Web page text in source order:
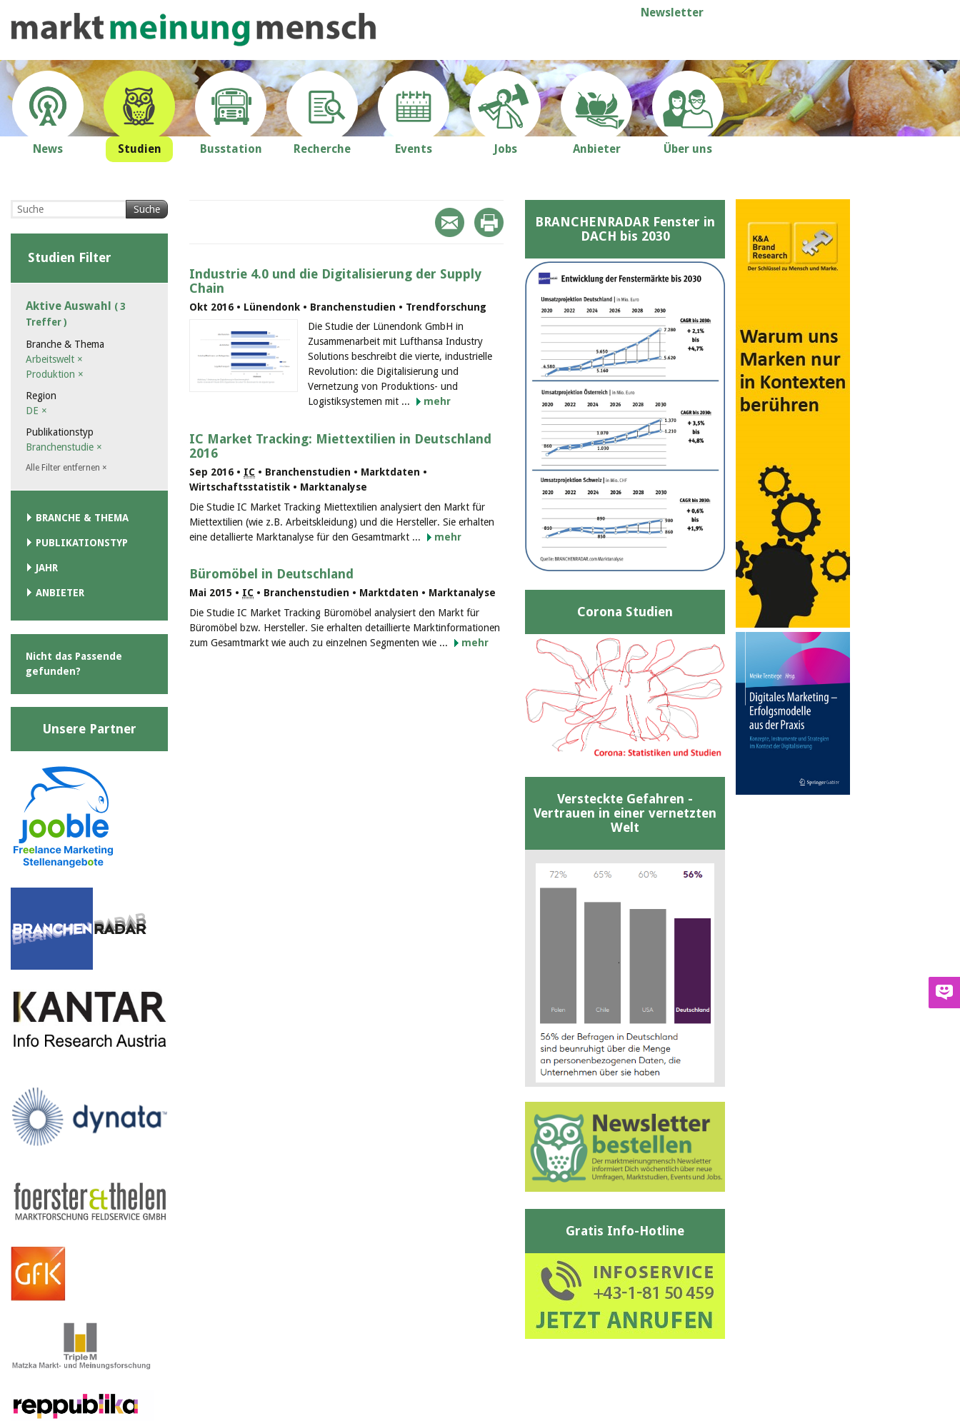
Newsletter
News Studien Busstation Recherche Events Jobs Anbieter Über uns
Industrie 4.0 und die Digitalisierung der Supply
Chain
Okt 2016 • Lünendonk • Branchenstudien • Trendforschung
Die Studie der Lünendonk GmbH in
Zusammenarbeit mit Lufthansa Industry
Solutions beschreibt die vierte, industrielle
Revolution: die Digitalisierung und
Vernetzung von Produktions- und
Logistiksystemen mit ...
mehr
IC Market Tracking: Miettextilien in Deutschland
2016
Sep 2016 • IC • Branchenstudien • Marktdaten •
Wirtschaftsstatistik • Marktanalyse
Die Studie IC Market Tracking Miettextilien analysiert den Markt für
Miettextilien (wie z.B. Arbeitskleidung) und die Hersteller. Sie erhalten
eine detallierte Marktanalyse für den Gesamtmarkt ...
mehr
Büromöbel in Deutschland
Mai 2015 • IC • Branchenstudien • Marktdaten • Marktanalyse
Die Studie IC Market Tracking Büromöbel analysiert den Markt für
Büromöbel bzw. Hersteller. Sie erhalten detaillierte Marktinformationen
zum Gesamtmarkt wie auch zu einzelnen Segmenten wie ...
mehr
Suche
Studien Filter
Aktive Auswahl ( 3
Treffer )
Branche & Thema
Arbeitswelt ×
Produktion ×
Region
DE ×
Publikationstyp
Branchenstudie ×
Alle Filter entfernen ×
BRANCHE & THEMA
PUBLIKATIONSTYP
JAHR
ANBIETER
Nicht das Passende
gefunden?
Unsere Partner
BRANCHENRADAR Fenster in
DACH bis 2030
Corona Studien
Versteckte Gefahren -
Vertrauen in einer vernetzten
Welt
Gratis Info-Hotline